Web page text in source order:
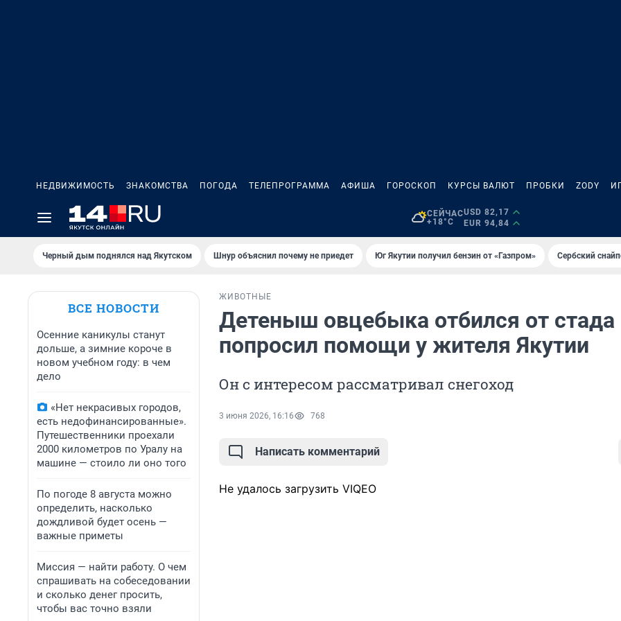
НЕДВИЖИМОСТЬ ЗНАКОМСТВА ПОГОДА ТЕЛЕПРОГРАММА АФИША ГОРОСКОП КУРСЫ ВАЛЮТ ПРОБКИ ZODY
СЕЙЧАС
+18°C
USD 82,17
EUR 94,84
Черный дым поднялся над Якутском Шнур объяснил почему не приедет Юг Якутии получил бензин от «Газпром» Сербский
ВСЕ НОВОСТИ
Осенние каникулы станут
дольше, а зимние короче в
новом учебном году: в чем
дело
«Нет некрасивых городов,
есть недофинансированные».
Путешественники проехали
2000 километров по Уралу на
машине — стоило ли оно того
По погоде 8 августа можно
определить, насколько
дождливой будет осень —
важные приметы
Миссия — найти работу. О чем
спрашивать на собеседовании
и сколько денег просить,
чтобы вас точно взяли
ЖИВОТНЫЕ
Детеныш овцебыка отбился от стада
попросил помощи у жителя Якутии
Он с интересом рассматривал снегоход
3 июня 2026, 16:16 768
Написать комментарий
Не удалось загрузить VIQEO